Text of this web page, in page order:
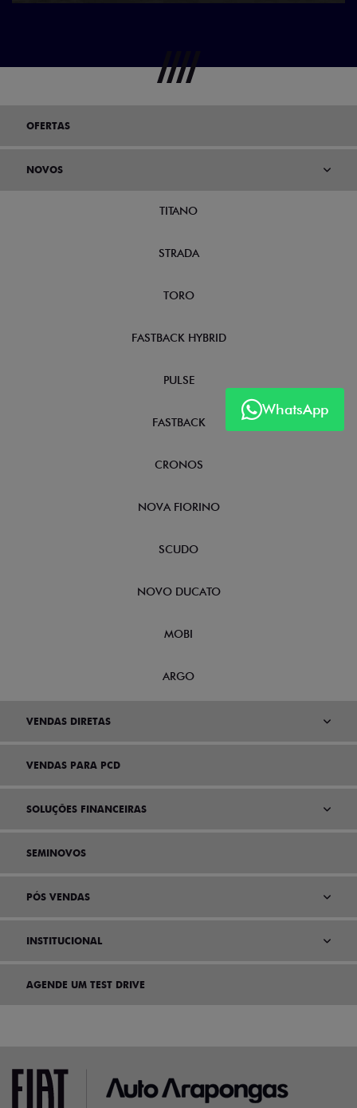
WhatsApp
OFERTAS
NOVOS
TITANO
STRADA
TORO
FASTBACK HYBRID
PULSE
FASTBACK
CRONOS
NOVA FIORINO
SCUDO
NOVO DUCATO
MOBI
ARGO
VENDAS DIRETAS
VENDAS PARA PCD
SOLUÇÕES FINANCEIRAS
SEMINOVOS
PÓS VENDAS
INSTITUCIONAL
AGENDE UM TEST DRIVE